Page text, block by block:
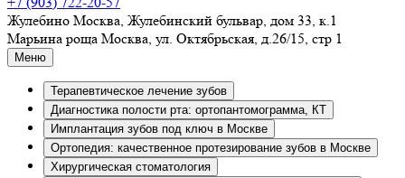
Жулебино Москва, Жулебинский бульвар, дом 33, к.1
Марьина роща Москва, ул. Октябрьская, д.26/15, стр 1
Меню
Терапевтическое лечение зубов
Диагностика полости рта: ортопантомограмма, КТ
Имплантация зубов под ключ в Москве
Ортопедия: качественное протезирование зубов в Москве
Хирургическая стоматология